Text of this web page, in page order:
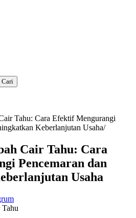
Tahu: Cara Efektif Mengurangi
Keberlanjutan Usaha
Cair Tahu: Cara
Pencemaran dan
Usaha